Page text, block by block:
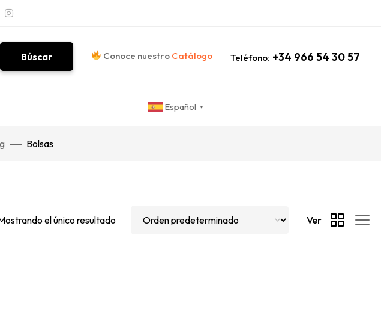
Búscar Conoce nuestro Catálogo Teléfono: +34 966 54 30 57
Español ▼
Bolsas
el único resultado Ver